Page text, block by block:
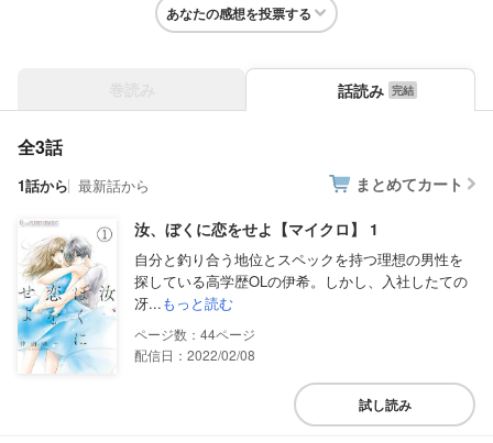
あなたの感想を投票する
話読み
全3話
1話から 最新話から まとめてカート
汝、ぼくに恋をせよ【マイクロ】 1
自分と釣り合う地位とスペックを持つ理想の男性を
探している高学歴OLの伊希。しかし、入社したての
冴...もっと読む
44
配信日：2022/02/08
試し読み